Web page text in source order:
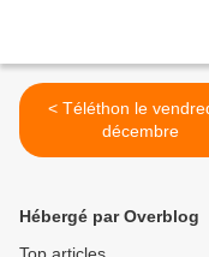
< Téléthon le vendredi 8
décembre
Hébergé par Overblog